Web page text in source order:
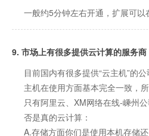
一般约5分钟左右开通，扩展可
9. 市场上有很多提供云计算的服务商
目前国内有很多提供“云主机”的
主机在使用方面基本完全一致，
只有阿里云、XM网络在线-嵊州
否是真的云计算：
A.存储方面你们是使用本机存储